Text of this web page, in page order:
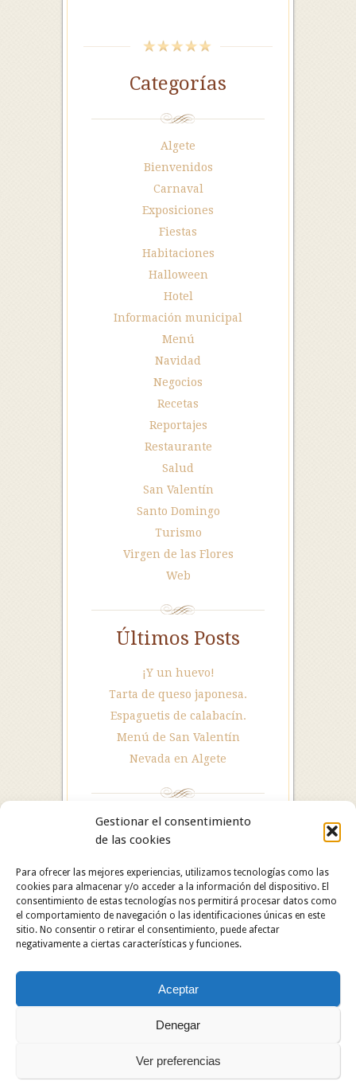
Gestionar el consentimiento
de las cookies
Para ofrecer las mejores experiencias, utilizamos tecnologías como las
cookies para almacenar y/o acceder a la información del dispositivo. El
consentimiento de estas tecnologías nos permitirá procesar datos como
el comportamiento de navegación o las identificaciones únicas en este
sitio. No consentir o retirar el consentimiento, puede afectar
negativamente a ciertas características y funciones.
Aceptar
Denegar
Ver preferencias
Categorías
Algete
Bienvenidos
Carnaval
Exposiciones
Fiestas
Habitaciones
Halloween
Hotel
Información municipal
Menú
Navidad
Negocios
Recetas
Reportajes
Restaurante
Salud
San Valentín
Santo Domingo
Turismo
Virgen de las Flores
Web
Últimos Posts
¡Y un huevo!
Tarta de queso japonesa.
Espaguetis de calabacín.
Menú de San Valentín
Nevada en Algete
Hotel Restaurante Asador Algete. C/ San Roque, 25.
28110 Algete (Madrid). Hotel: 91 628 29 05 /
Copyright © 2024 Hotel Restaurante Asador Algete.
Todos los derechos reservados.